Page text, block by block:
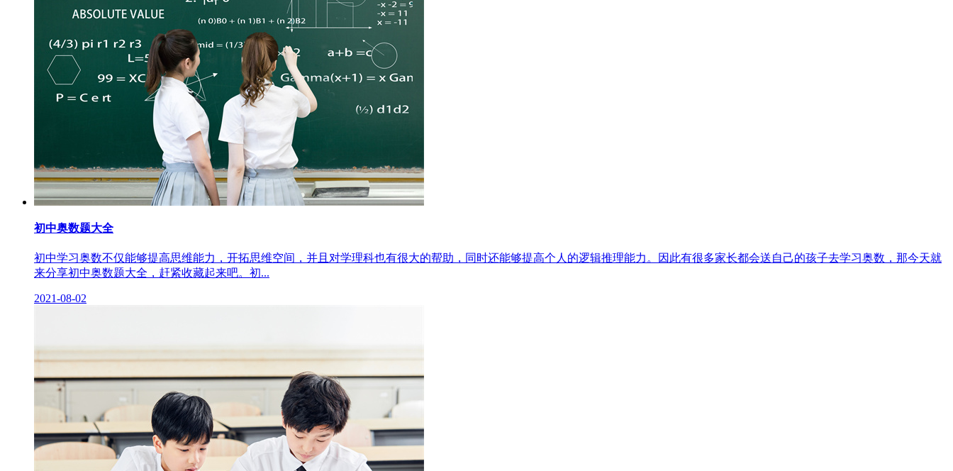
初中奥数题大全
初中学习奥数不仅能够提高思维能力，开拓思维空间，并且对学理科也有很大的帮助，同时还能够提高个人的逻辑推理能力。因此有很多家长都会送自己的孩子去学习奥数，那今天就
来分享初中奥数题大全，赶紧收藏起来吧。初...
2021-08-02